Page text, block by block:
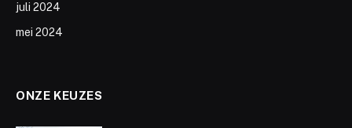
juli 2024
mei 2024
ONZE KEUZES